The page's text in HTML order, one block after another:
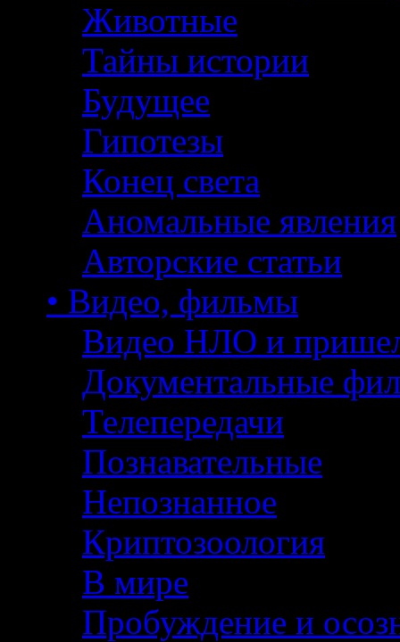
Животные
Тайны истории
Будущее
Гипотезы
Конец света
Аномальные явления
Авторские статьи
• Видео, фильмы
Видео НЛО и
Документальные
Телепередачи
Познавательные
Непознанное
Криптозоология
В мире
Пробуждение и